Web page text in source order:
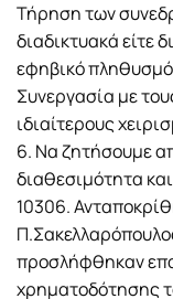
Τήρηση των
διαδικτυακά είτε
εφηβικό
Συνεργασία με
ιδιαίτερους
6. Να ζητήσουμε
διαθεσιμότητα
10306.
προσλήφθηκαν
χρηματοδότησης